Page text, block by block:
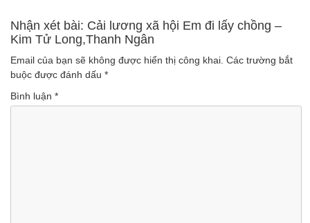
Nhận xét bài: Cải lương xã hội Em đi lấy chồng –
Kim Tử Long,Thanh Ngân
Email của bạn sẽ không được hiển thị công khai. Các trường bắt
buộc được đánh dấu *
Bình luận *